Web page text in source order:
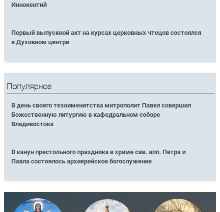
Иннокентий
Первый выпускной акт на курсах церковных чтецов состоялся
в Духовном центре
Популярное
В день своего тезоименитства митрополит Павел совершил
Божественную литургию в кафедральном соборе
Владивостока
В канун престольного праздника в храме свв. апп. Петра и
Павла состоялось архиерейское богослужение